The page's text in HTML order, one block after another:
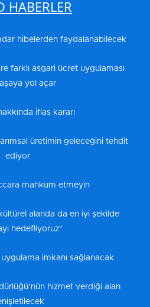
HABERLER
hibelerden faydalanabilecek
farklı asgari ücret uygulaması
yol açar
iflas kararı
üretimin geleceğini tehdit
ediyor
mahkum etmeyin
alanda da en iyi şekilde
hedefliyoruz"
uygulama imkanı sağlanacak
hizmet verdiği alan